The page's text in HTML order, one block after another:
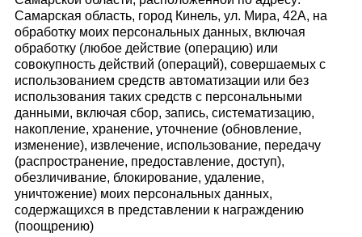
Самарская область, город Кинель, ул. Мира, 42А, на
обработку моих персональных данных, включая
обработку (любое действие (операцию) или
совокупность действий (операций), совершаемых с
использованием средств автоматизации или без
использования таких средств с персональными
данными, включая сбор, запись, систематизацию,
накопление, хранение, уточнение (обновление,
изменение), извлечение, использование, передачу
(распространение, предоставление, доступ),
обезличивание, блокирование, удаление,
уничтожение) моих персональных данных,
содержащихся в представлении к награждению
(поощрению)